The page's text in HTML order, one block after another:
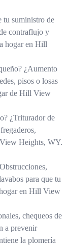
tu suministro de
contraflujo y
hogar en Hill
¿Aumento
pisos o losas
de Hill View
¿Triturador de
Heights, WY.
Obstrucciones,
para que tu
en Hill View
chequeos de
a prevenir
la plomería